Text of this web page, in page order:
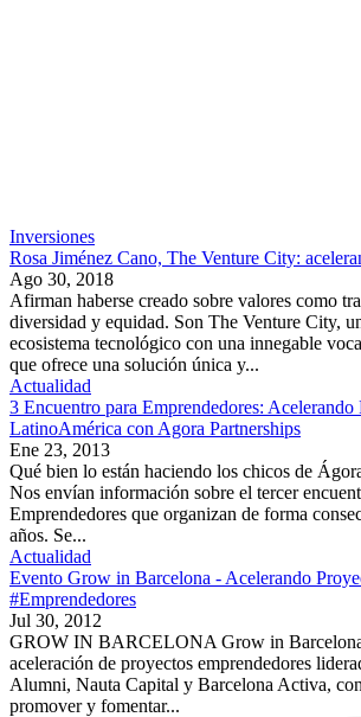
Inversiones
Rosa Jiménez Cano, The Venture City:
Ago 30, 2018
Afirman haberse creado sobre valores como
diversidad y equidad. Son The Venture City,
ecosistema tecnológico con una innegable
que ofrece una solución única y...
Actualidad
3 Encuentro para Emprendedores: Acelerando
LatinoAmérica con Agora Partnerships
Ene 23, 2013
Qué bien lo están haciendo los chicos de
Nos envían información sobre el tercer
Emprendedores que organizan de forma
años. Se...
Actualidad
Evento Grow in Barcelona - Acelerando
#Emprendedores
Jul 30, 2012
GROW IN BARCELONA Grow in
aceleración de proyectos emprendedores
Alumni, Nauta Capital y Barcelona Activa,
promover y fomentar...